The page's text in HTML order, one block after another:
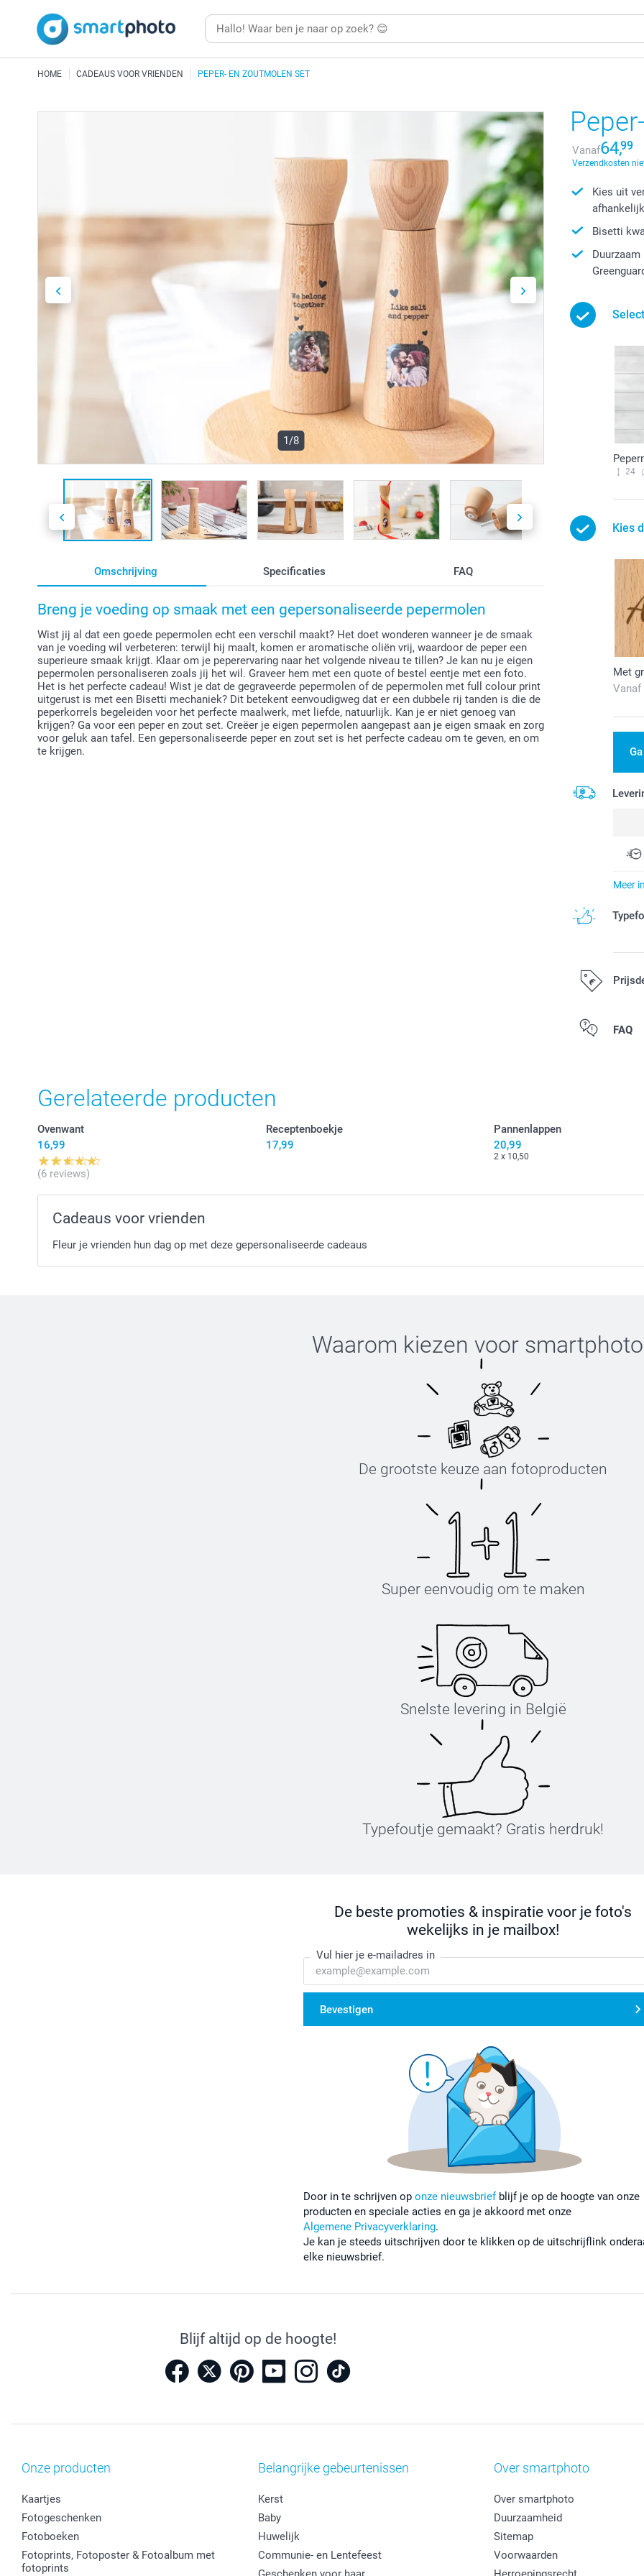
HOME CADEAUS VOOR VRIENDEN PEPER- EN ZOUTMOLEN SET
1/8
Omschrijving Specificaties FAQ
Breng je voeding op smaak met een gepersonaliseerde pepermolen
Wist jij al dat een goede pepermolen echt een verschil maakt? Het doet wonderen wanneer je de smaak
van je voeding wil verbeteren: terwijl hij maalt, komen er aromatische oliën vrij, waardoor de peper een
superieure smaak krijgt. Klaar om je peperervaring naar het volgende niveau te tillen? Je kan nu je eigen
pepermolen personaliseren zoals jij het wil. Graveer hem met een quote of bestel eentje met een foto.
Het is het perfecte cadeau! Wist je dat de gegraveerde pepermolen of de pepermolen met full colour print
uitgerust is met een Bisetti mechaniek? Dit betekent eenvoudigweg dat er een dubbele rij tanden is die de
peperkorrels begeleiden voor het perfecte maalwerk, met liefde, natuurlijk. Kan je er niet genoeg van
krijgen? Ga voor een peper en zout set. Creëer je eigen pepermolen aangepast aan je eigen smaak en zorg
voor geluk aan tafel. Een gepersonaliseerde peper en zout set is het perfecte cadeau om te geven, en om
te krijgen.
Vanaf64,99
Verzendkosten
Kies uit
Bisetti
24
Kies
Met
Vanaf
Meer
Alle prijzen
FAQ
Gerelateerde producten
Ovenwant
16,99
(6 reviews)
Receptenboekje
17,99
Pannenlappen
20,99
2 x 10,50
Cadeaus voor vrienden
Fleur je vrienden hun dag op met deze gepersonaliseerde cadeaus
Waarom kiezen voor smartphoto
De grootste keuze aan fotoproducten
Super eenvoudig om te maken
Snelste levering in België
Typefoutje gemaakt? Gratis herdruk!
De beste promoties & inspiratie voor je foto's
wekelijks in je mailbox!
Vul hier je e-mailadres in
Bevestigen
Door in te schrijven op onze nieuwsbriefblijf je op de hoogte van onze
producten en speciale acties en ga je akkoord met onze
Algemene Privacyverklaring.
Je kan je steeds uitschrijven door te klikken op de uitschrijflink
elke nieuwsbrief.
Blijf altijd op de hoogte!
Onze producten
Kaartjes
Fotogeschenken
Fotoboeken
Fotoprints, Fotoposter & Fotoalbum met
fotoprints
Belangrijke gebeurtenissen
Kerst
Baby
Huwelijk
Communie- en Lentefeest
Over smartphoto
Over smartphoto
Duurzaamheid
Sitemap
Voorwaarden